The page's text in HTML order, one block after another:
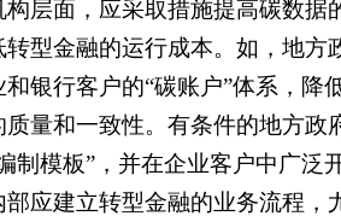
面，应采取措施提高碳数据
型金融的运行成本。如，地方
银行客户的“碳账户”体系，降
量和一致性。有条件的地方政
制模板”，并在企业客户中广泛
应建立转型金融的业务流程，